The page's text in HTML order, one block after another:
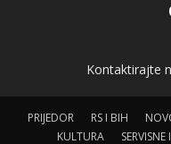
Kontaktirajte
PRIJEDOR RS I BIH
KULTURA